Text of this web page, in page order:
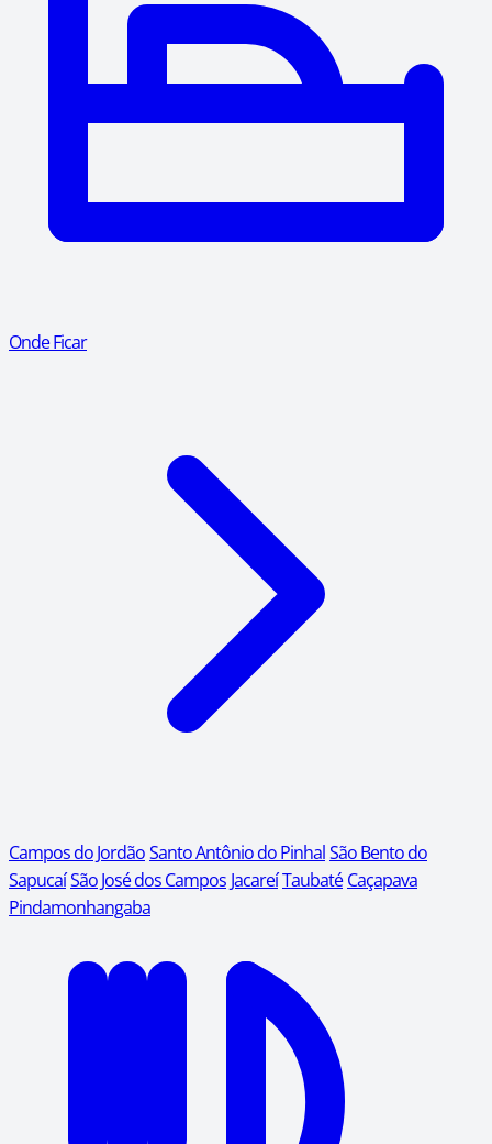
Onde Ficar
Campos do JordãoSanto Antônio do PinhalSão Bento do
SapucaíSão José dos Campos JacareíTaubaté Caçapava
Pindamonhangaba